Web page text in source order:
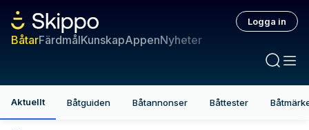
BåtarFärdmålKunskapAppenNyheter
Logga in
Aktuellt Båtguiden Båtannonser Båttester